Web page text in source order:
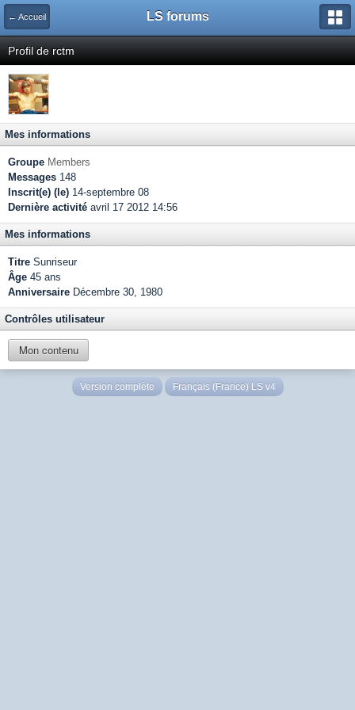
← Accueil LS forums
Profil de rctm
Mes informations
Groupe Members
Messages 148
Inscrit(e) (le) 14-septembre 08
Dernière activité avril 17 2012 14:56
Mes informations
Titre Sunriseur
Âge 45 ans
Anniversaire Décembre 30, 1980
Contrôles utilisateur
Mon contenu
Version complète Français (France) LS v4